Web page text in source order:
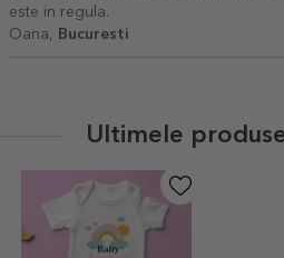
este in regula.
Oana,
Bucuresti
Ultimele